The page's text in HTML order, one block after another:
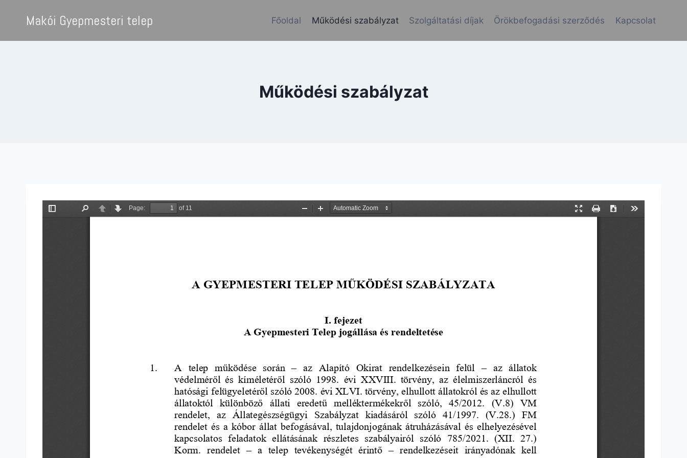
Makói Gyepmesteri telep Főoldal Működési szabályzat Szolgáltatási díjak Örökbefogadási szerződés Kapcsolat
Működési szabályzat